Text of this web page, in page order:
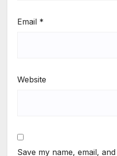
Email *
Website
Save my name, email,